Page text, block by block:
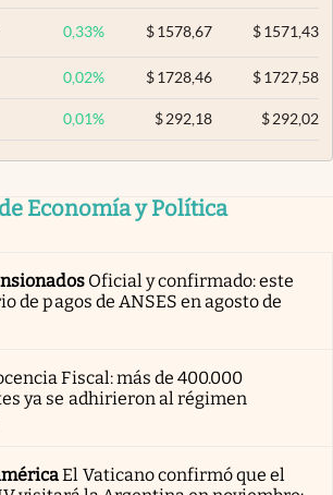
0,33% $ 1578,67 $1571,43
0,02% $ 1728,46 $1727,58
0,01% $ 292,18 $292,02
Economía y Política
Oficial y confirmado: este
de pagos de ANSES en agosto de
Fiscal: más de 400.000
ya se adhirieron al régimen
El Vaticano confirmó que el